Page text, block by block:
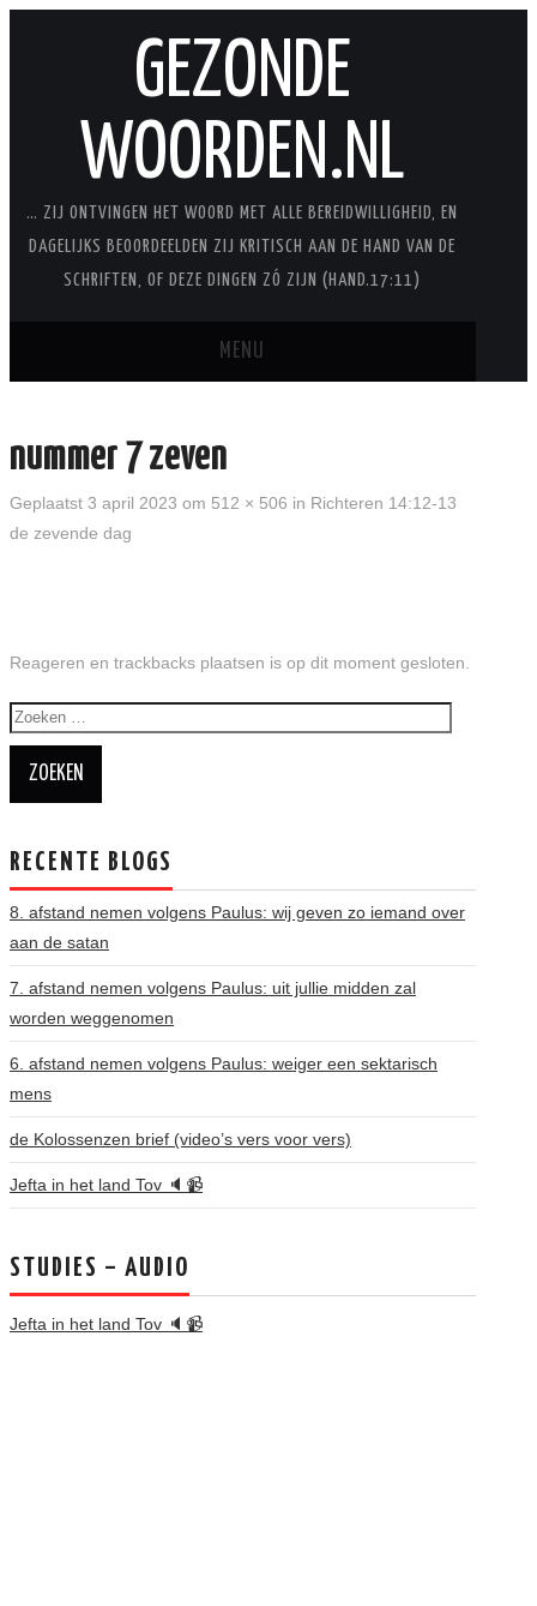
GEZONDE
WOORDEN.NL
… ZIJ ONTVINGEN HET WOORD MET ALLE BEREIDWILLIGHEID, EN
DAGELIJKS BEOORDEELDEN ZIJ KRITISCH AAN DE HAND VAN DE
SCHRIFTEN, OF DEZE DINGEN ZÓ ZIJN (HAND.17:11)
MENU
STUDIES
STUDIESERIES
ABC
AGENDA
WIE BEN IK? + CONTACT
ENGLISH SERIES
nummer 7 zeven
Geplaatst 3 april 2023 om 512 × 506 in Richteren 14:12-13
de zevende dag
Reageren en trackbacks plaatsen is op dit moment gesloten.
RECENTE BLOGS
8. afstand nemen volgens Paulus: wij geven zo iemand over
aan de satan
7. afstand nemen volgens Paulus: uit jullie midden zal
worden weggenomen
6. afstand nemen volgens Paulus: weiger een sektarisch
mens
de Kolossenzen brief (video’s vers voor vers)
Jefta in het land Tov 🔈📹
STUDIES – AUDIO
Jefta in het land Tov 🔈📹